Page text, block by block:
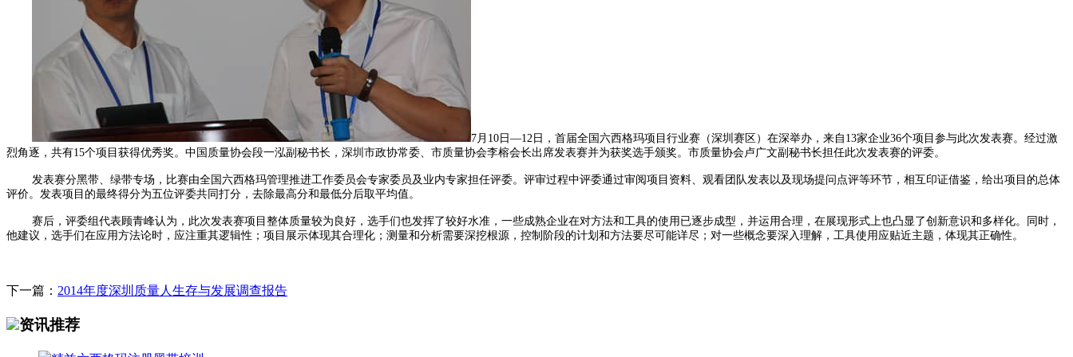
7月 10 日—12 日，首届全国六西格玛项目行业赛（深圳赛区）在深举办，来自13家企业36个项目参与此次发表赛。经过激
烈角逐，共有15个项目获得优秀奖。中国质量协会段一泓副秘书长，深圳市政协常委、市质量协会李榕会长出席发表赛并为获奖选手颁奖。市质量协会卢广文副秘书长担任此次发表赛的评委。
发表赛分黑带、绿带专场，比赛由全国六西格玛管理推进工作委员会专家委员及业内专家担任评委。评审过程中评委通过审阅项目资料、观看团队发表以及现场提问点评等环节，相互印证借鉴，给出项目的总体
评价。发表项目的最终得分为五位评委共同打分，去除最高分和最低分后取平均值。
赛后，评委组代表顾青峰认为，此次发表赛项目整体质量较为良好，选手们也发挥了较好水准，一些成熟企业在对方法和工具的使用已逐步成型，并运用合理，在展现形式上也凸显了创新意识和多样化。同时，
他建议，选手们在应用方法论时，应注重其逻辑性；项目展示体现其合理化；测量和分析需要深挖根源，控制阶段的计划和方法要尽可能详尽；对一些概念要深入理解，工具使用应贴近主题，体现其正确性。
下一篇： 2014年度深圳质量人生存与发展调查报告
资讯推荐